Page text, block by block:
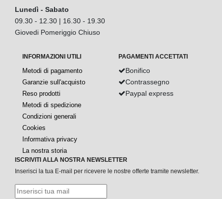
Lunedì - Sabato
09.30 - 12.30 | 16.30 - 19.30
Giovedi Pomeriggio Chiuso
INFORMAZIONI UTILI
Metodi di pagamento
Garanzie sull'acquisto
Reso prodotti
Metodi di spedizione
Condizioni generali
Cookies
Informativa privacy
La nostra storia
PAGAMENTI ACCETTATI
Bonifico
Contrassegno
Paypal express
ISCRIVITI ALLA NOSTRA NEWSLETTER
Inserisci la tua E-mail per ricevere le nostre offerte tramite newsletter.